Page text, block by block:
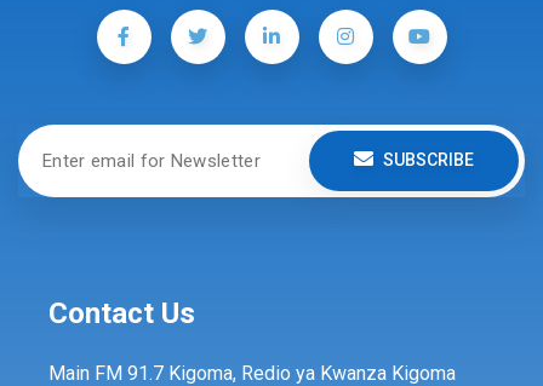
SUBSCRIBE
Contact Us
Main FM 91.7 Kigoma, Redio ya Kwanza Kigoma